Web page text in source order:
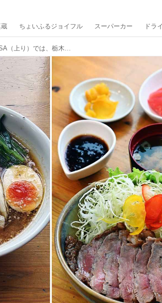
ちょいふるジョイフル スーパーカー ドラ
【ドライブグルメ】東北道・那須高原SA（上り）では、栃木のおいしいものをギュッと凝縮！